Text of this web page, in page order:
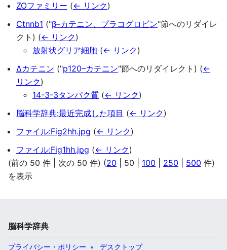
ZOファミリー (← リンク)
Ctnnb1 ("β–カテニン、プラコグロビン"節へのリダイレ
クト) (← リンク)
放射状グリア細胞 (← リンク)
Δカテニン ("p120–カテニン"節へのリダイレクト) (←
リンク)
14-3-3タンパク質 (← リンク)
脳科学辞典:最近完成した項目 (← リンク)
ファイル:Fig2hh.jpg (← リンク)
ファイル:Fig1hh.jpg (← リンク)
(前の 50 件 次の 50 件) (20 50 100 250 500 件)
を表示
脳科学辞典
プライバシー・ポリシー デスクトップ